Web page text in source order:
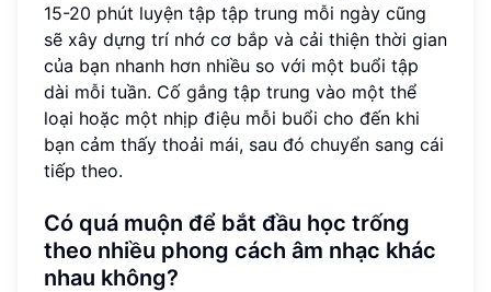
15-20 phút luyện tập tập trung mỗi ngày cũng
sẽ xây dựng trí nhớ cơ bắp và cải thiện thời gian
của bạn nhanh hơn nhiều so với một buổi tập
dài mỗi tuần. Cố gắng tập trung vào một thể
loại hoặc một nhịp điệu mỗi buổi cho đến khi
bạn cảm thấy thoải mái, sau đó chuyển sang cái
tiếp theo.
Có quá muộn để bắt đầu học trống
theo nhiều phong cách âm nhạc khác
nhau không?